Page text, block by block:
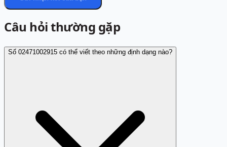
Câu hỏi thường gặp
Số 02471002915 có thể viết theo những định dạng nào?